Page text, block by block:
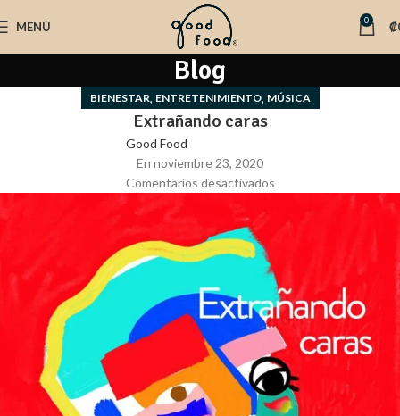
MENÚ 0 ₡
Blog
BIENESTAR, ENTRETENIMIENTO, MÚSICA
Extrañando caras
Good Food
En noviembre 23, 2020
Comentarios desactivados